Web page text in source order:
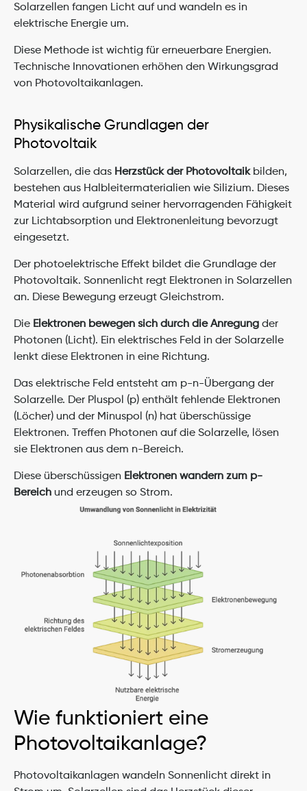
Solarzellen fangen Licht auf und wandeln es in
elektrische Energie um.
Diese Methode ist wichtig für erneuerbare Energien.
Technische Innovationen erhöhen den Wirkungsgrad
von Photovoltaikanlagen.
Physikalische Grundlagen der
Photovoltaik
Solarzellen, die das Herzstück der Photovoltaik bilden,
bestehen aus Halbleitermaterialien wie Silizium. Dieses
Material wird aufgrund seiner hervorragenden Fähigkeit
zur Lichtabsorption und Elektronenleitung bevorzugt
eingesetzt.
Der photoelektrische Effekt bildet die Grundlage der
Photovoltaik. Sonnenlicht regt Elektronen in Solarzellen
an. Diese Bewegung erzeugt Gleichstrom.
Die Elektronen bewegen sich durch die Anregung der
Photonen (Licht). Ein elektrisches Feld in der Solarzelle
lenkt diese Elektronen in eine Richtung.
Das elektrische Feld entsteht am p-n-Übergang der
Solarzelle. Der Pluspol (p) enthält fehlende Elektronen
(Löcher) und der Minuspol (n) hat überschüssige
Elektronen. Treffen Photonen auf die Solarzelle, lösen
sie Elektronen aus dem n-Bereich.
Diese überschüssigen Elektronen wandern zum p-
Bereich und erzeugen so Strom.
Wie funktioniert eine
Photovoltaikanlage?
Photovoltaikanlagen wandeln Sonnenlicht direkt in